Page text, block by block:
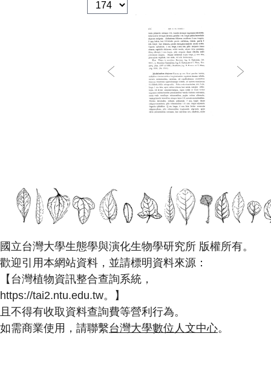
國立台灣大學生態學與演化生物學研究所 版權所有。
歡迎引用本網站資料，並請標明資料來源：
【台灣植物資訊整合查詢系統，
https://tai2.ntu.edu.tw。】
且不得有收取資料查詢費等營利行為。
如需商業使用，請聯繫台灣大學數位人文中心。